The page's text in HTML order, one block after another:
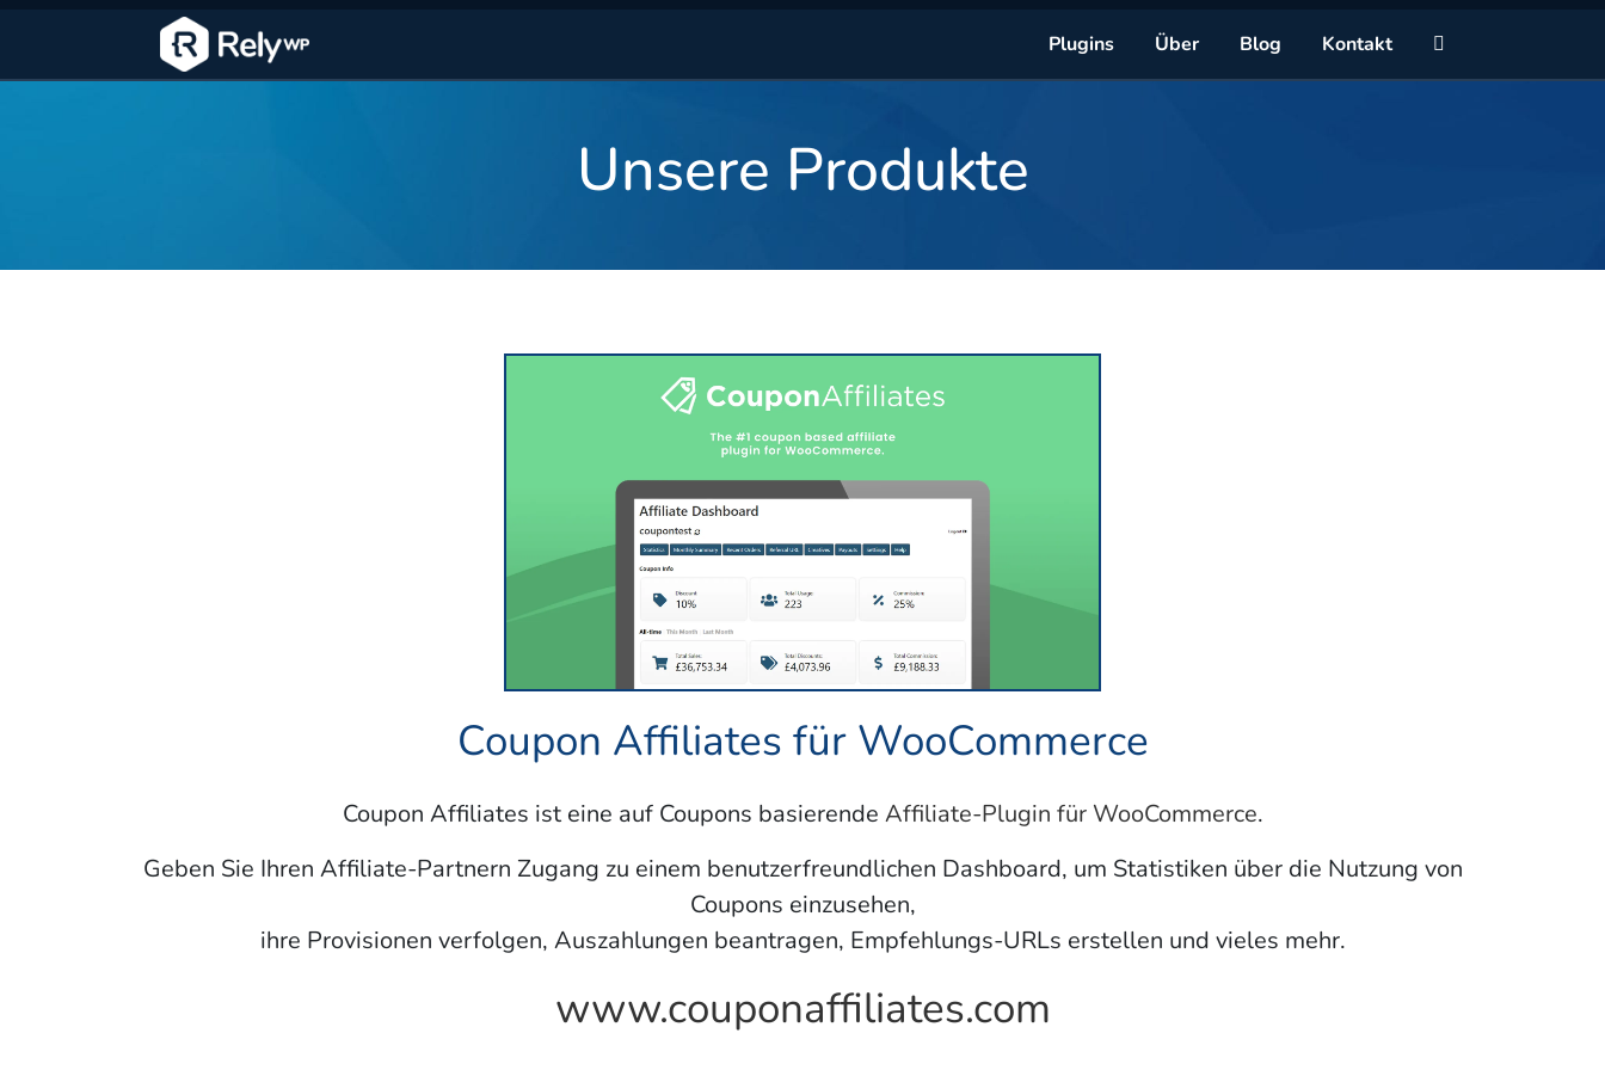
Plugins Über Blog Kontakt
Unsere Produkte
Coupon Affiliates für WooCommerce
Coupon Affiliates ist eine auf Coupons basierende Affiliate-Plugin für WooCommerce.
Geben Sie Ihren Affiliate-Partnern Zugang zu einem benutzerfreundlichen Dashboard, um Statistiken über die Nutzung von
Coupons einzusehen,
ihre Provisionen verfolgen, Auszahlungen beantragen, Empfehlungs-URLs erstellen und vieles mehr.
www.couponaffiliates.com